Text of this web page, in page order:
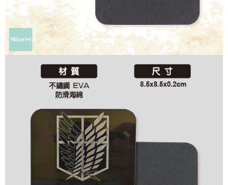
３．未成年的使用者請事先徵得法定代理人或監護人之同意方可使用
「AFTEE先享後付」，若未經同意申辦者引起之損失，本公司不負相關責
任。
４．使用「AFTEE先享後付」時，將依據個別帳號之用戶狀況，依本公司即
時審查核予不同之上限額度；若仍有額度不足之情形，本公司將視審查結果
請求用戶進行身份認證。
恩沛科技股份有限公司將有權停止該用戶之使用額度並採取法律行動。